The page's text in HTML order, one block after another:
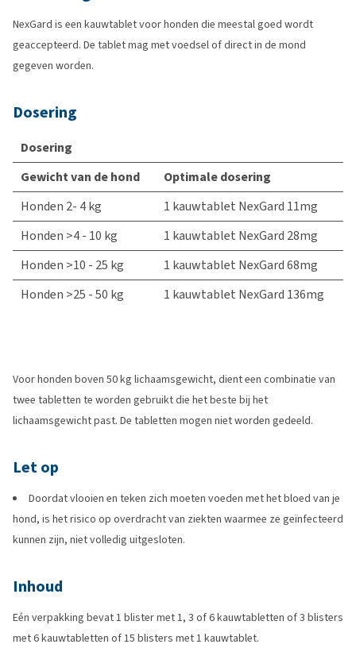
NexGard is een kauwtablet voor honden die meestal goed wordt
geaccepteerd. De tablet mag met voedsel of direct in de mond
gegeven worden.
Dosering
Dosering
Gewicht van de hond
Optimale dosering
Honden 2- 4 kg
1 kauwtablet NexGard 11mg
Honden >4 - 10 kg
1 kauwtablet NexGard 28mg
Honden >10 - 25 kg
1 kauwtablet NexGard 68mg
Honden >25 - 50 kg
1 kauwtablet NexGard 136mg
Voor honden boven 50 kg lichaamsgewicht, dient een combinatie van
twee tabletten te worden gebruikt die het beste bij het
lichaamsgewicht past. De tabletten mogen niet worden gedeeld.
Let op
Doordat vlooien en teken zich moeten voeden met het bloed van je
hond, is het risico op overdracht van ziekten waarmee ze geïnfecteerd
kunnen zijn, niet volledig uitgesloten.
Inhoud
Eén verpakking bevat 1 blister met 1, 3 of 6 kauwtabletten of 3 blisters
met 6 kauwtabletten of 15 blisters met 1 kauwtablet.